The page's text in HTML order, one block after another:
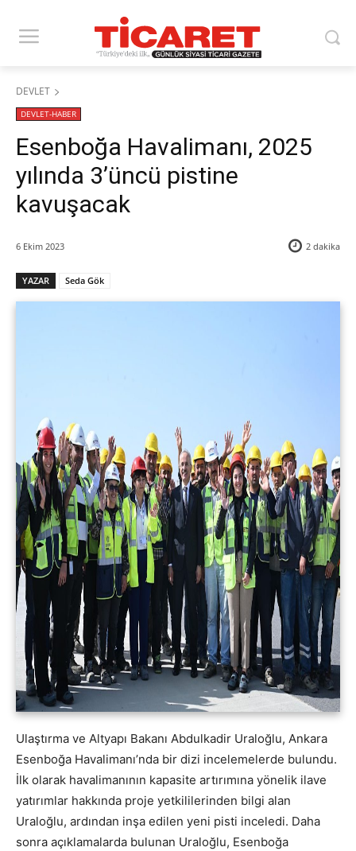
DEVLET
DEVLET-HABER
Esenboğa Havalimanı, 2025
yılında 3’üncü pistine
kavuşacak
6 Ekim 2023 2 dakika
YAZAR Seda Gök
Ulaştırma ve Altyapı Bakanı Abdulkadir Uraloğlu, Ankara
Esenboğa Havalimanı’nda bir dizi incelemelerde bulundu.
İlk olarak havalimanının kapasite artırımına yönelik ilave
yatırımlar hakkında proje yetkililerinden bilgi alan
Uraloğlu, ardından inşa edilen yeni pisti inceledi. Daha
sonra açıklamalarda bulunan Uraloğlu, Esenboğa